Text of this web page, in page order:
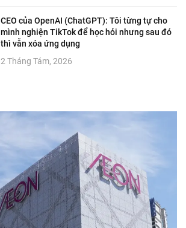
CEO của OpenAI (ChatGPT): Tôi từng tự cho
mình nghiện TikTok để học hỏi nhưng sau đó
thì vẫn xóa ứng dụng
2 Tháng Tám, 2026